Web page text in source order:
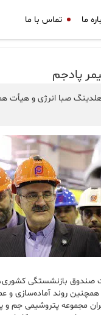
ما تماس با ما
پادجم
انرژی و هیأت
صندوق بازنشستگی
روند آماده‌سازی و
پتروشیمی جم و